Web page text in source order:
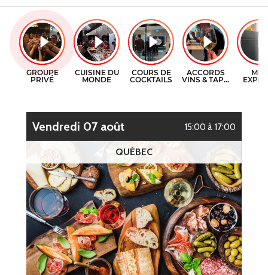
CONTACT
ENGLISH
COURS DE COCKTAILS
DÉGUSTATIONS DE VIN
vendredi 07 août 15:00 à 17:00
QUÉBEC